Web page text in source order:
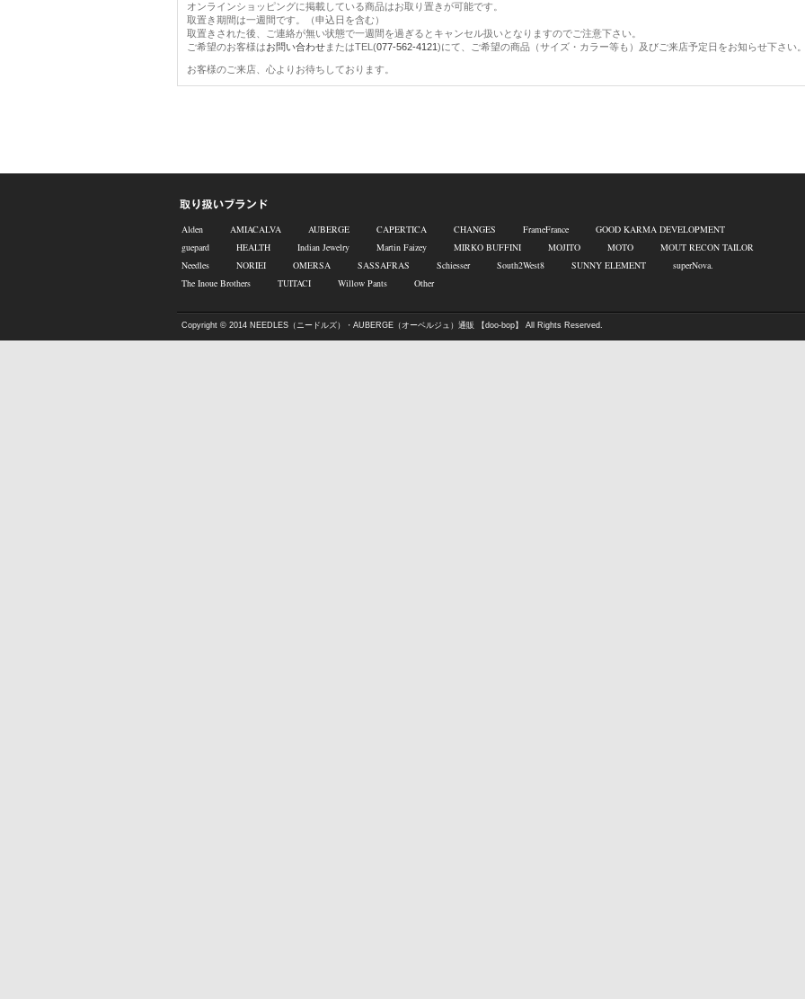
オンラインショッピングに掲載している商品はお取り置きが可能です。
取置き期間は一週間です。（申込日を含む）
取置きされた後、ご連絡が無い状態で一週間を過ぎるとキャンセル扱いとなりますのでご注意下さい。
ご希望のお客様はお問い合わせまたはTEL(077-562-4121)にて、ご希望の商品（サイズ・カラー等も）及びご来店予定日をお知らせ下さい
お客様のご来店、心よりお待ちしております。
Alden AMIACALVA AUBERGE CAPERTICA CHANGES FrameFrance
GOOD KARMA DEVELOPMENT
guepard
HEALTH Indian Jewelry Martin Faizey MIRKO BUFFINI MOJITO MOTO
MOUT RECON TAILOR
Needles
NORIEI OMERSA SASSAFRAS Schiesser South2West8 SUNNY ELEMENT
superNova.
The Inoue Brothers
TUITACI Willow Pants Other
Copyright © 2014 NEEDLES（ニードルズ）・AUBERGE（オーベルジュ）通販 【doo-bop】 All Rights Reserved.